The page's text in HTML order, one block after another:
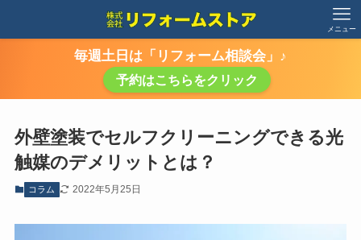
メニュー
毎週土日は「リフォーム相談会」♪
予約はこちらをクリック
外壁塗装でセルフクリーニングできる光
触媒のデメリットとは？
コラム 2022年5月25日